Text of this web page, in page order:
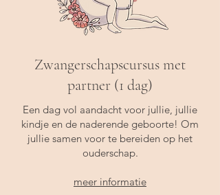
Zwangerschapscursus met
partner (1 dag)
Een dag vol aandacht voor jullie, jullie
kindje en de naderende geboorte! Om
jullie samen voor te bereiden op het
ouderschap.
meer informatie